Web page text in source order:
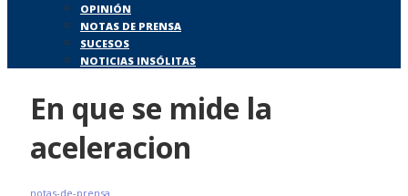
OPINIÓN
NOTAS DE PRENSA
SUCESOS
NOTICIAS INSÓLITAS
En que se mide la
aceleracion
notas-de-prensa